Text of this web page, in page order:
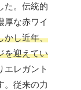
た。伝統的
厚な赤ワイ
かし近年、
を迎えてい
エレガント
。従来の力